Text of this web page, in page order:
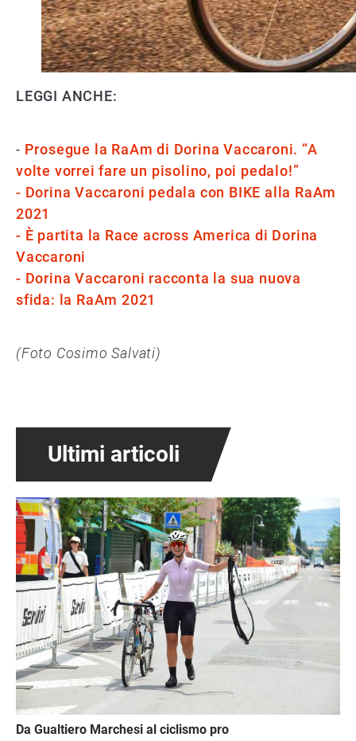
LEGGI ANCHE:
- Prosegue la RaAm di Dorina Vaccaroni. “A
volte vorrei fare un pisolino, poi pedalo!”
- Dorina Vaccaroni pedala con BIKE alla RaAm
2021
- È partita la Race across America di Dorina
Vaccaroni
- Dorina Vaccaroni racconta la sua nuova
sfida: la RaAm 2021
(Foto Cosimo Salvati)
Ultimi articoli
Immagine
Da Gualtiero Marchesi al ciclismo pro